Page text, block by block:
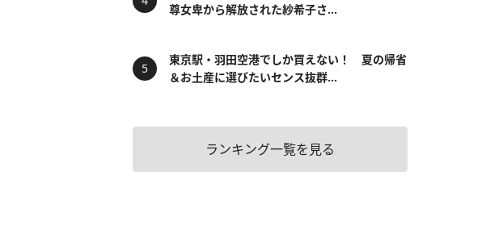
尊女卑から解放された紗希子さ...
東京駅・羽田空港でしか買えない！ 夏の帰省
＆お土産に選びたいセンス抜群...
ランキング一覧を見る